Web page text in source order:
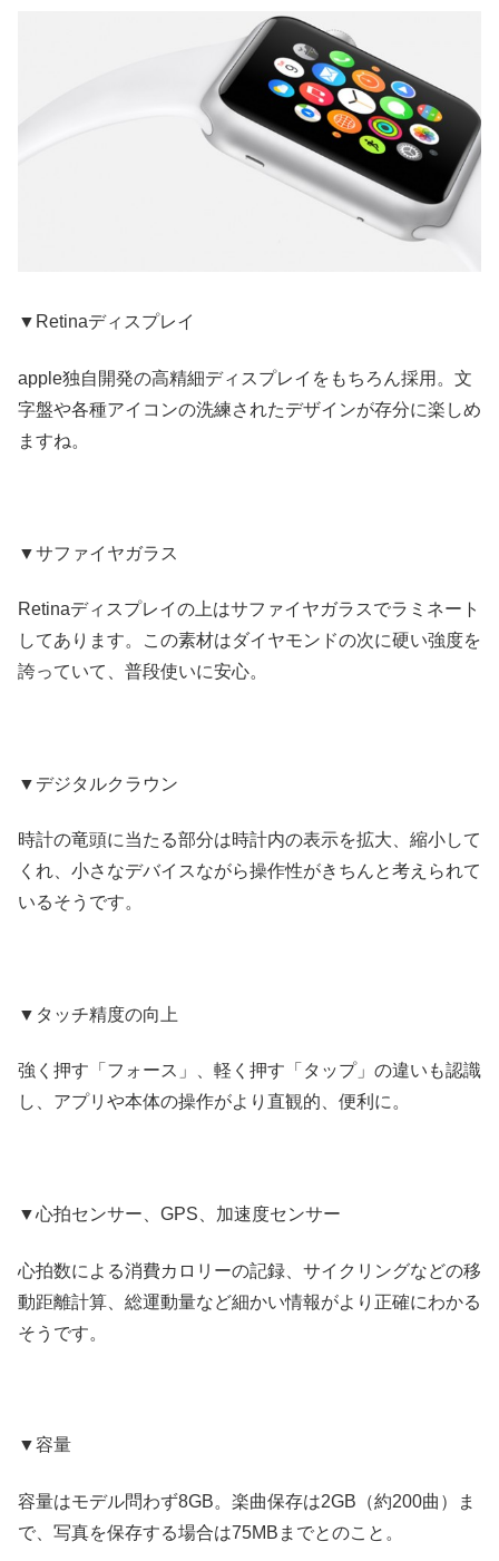
▼Retinaディスプレイ
apple独自開発の高精細ディスプレイをもちろん採用。文
字盤や各種アイコンの洗練されたデザインが存分に楽しめ
ますね。
▼サファイヤガラス
Retinaディスプレイの上はサファイヤガラスでラミネート
してあります。この素材はダイヤモンドの次に硬い強度を
誇っていて、普段使いに安心。
▼デジタルクラウン
時計の竜頭に当たる部分は時計内の表示を拡大、縮小して
くれ、小さなデバイスながら操作性がきちんと考えられて
いるそうです。
▼タッチ精度の向上
強く押す「フォース」、軽く押す「タップ」の違いも認識
し、アプリや本体の操作がより直観的、便利に。
▼心拍センサー、GPS、加速度センサー
心拍数による消費カロリーの記録、サイクリングなどの移
動距離計算、総運動量など細かい情報がより正確にわかる
そうです。
▼容量
容量はモデル問わず8GB。楽曲保存は2GB（約200曲）ま
で、写真を保存する場合は75MBまでとのこと。